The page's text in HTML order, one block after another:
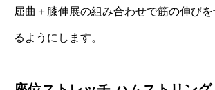
屈曲＋膝伸展の組み合わせで筋の伸び
るようにします。